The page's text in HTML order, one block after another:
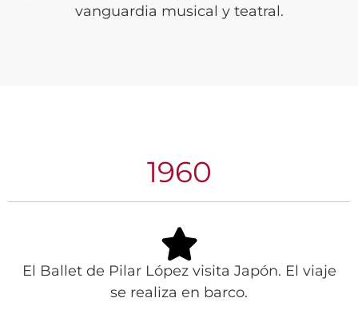
vanguardia musical y teatral.
1960
El Ballet de Pilar López visita Japón. El viaje
se realiza en barco.